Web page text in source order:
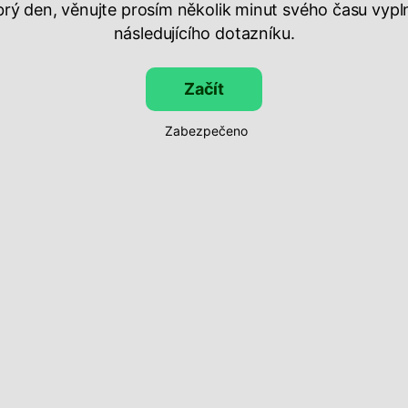
den, věnujte prosím několik minut svého času
následujícího dotazníku.
Začít
Zabezpečeno